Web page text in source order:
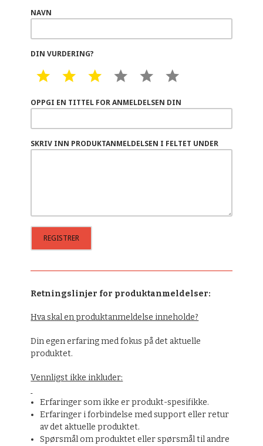
NAVN
DIN VURDERING?
1 STAR2 STAR3 STAR4 STAR5 STAR
OPPGI EN TITTEL FOR ANMELDELSEN DIN
SKRIV INN PRODUKTANMELDELSEN I FELTET UNDER
Retningslinjer for produktanmeldelser:
Hva skal en produktanmeldelse inneholde?
Din egen erfaring med fokus på det aktuelle
produktet.
Vennligst ikke inkluder:
Erfaringer som ikke er produkt-spesifikke.
Erfaringer i forbindelse med support eller retur
av det aktuelle produktet.
Spørsmål om produktet eller spørsmål til andre